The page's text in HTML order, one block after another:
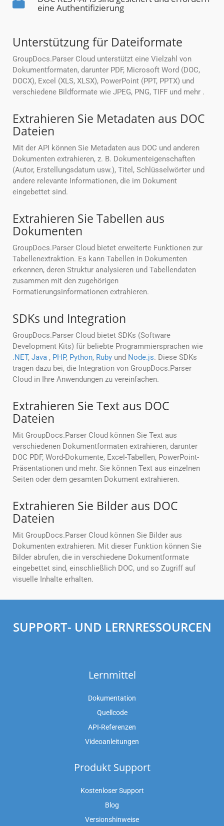
eine Authentifizierung
Unterstützung für Dateiformate
GroupDocs.Parser Cloud unterstützt eine Vielzahl von
Dokumentformaten, darunter PDF, Microsoft Word (DOC,
DOCX), Excel (XLS, XLSX), PowerPoint (PPT, PPTX) und
verschiedene Bildformate wie JPEG, PNG, TIFF und mehr .
Extrahieren Sie Metadaten aus DOC
Dateien
Mit der API können Sie Metadaten aus DOC und anderen
Dokumenten extrahieren, z. B. Dokumenteigenschaften
(Autor, Erstellungsdatum usw.), Titel, Schlüsselwörter und
andere relevante Informationen, die im Dokument
eingebettet sind.
Extrahieren Sie Tabellen aus
Dokumenten
GroupDocs.Parser Cloud bietet erweiterte Funktionen zur
Tabellenextraktion. Es kann Tabellen in Dokumenten
erkennen, deren Struktur analysieren und Tabellendaten
zusammen mit den zugehörigen
Formatierungsinformationen extrahieren.
SDKs und Integration
GroupDocs.Parser Cloud bietet SDKs (Software
Development Kits) für beliebte Programmiersprachen wie
.NET, Java , PHP, Python, Ruby und Node.js. Diese SDKs
tragen dazu bei, die Integration von GroupDocs.Parser
Cloud in Ihre Anwendungen zu vereinfachen.
Extrahieren Sie Text aus DOC
Dateien
Mit GroupDocs.Parser Cloud können Sie Text aus
verschiedenen Dokumentformaten extrahieren, darunter
DOC PDF, Word-Dokumente, Excel-Tabellen, PowerPoint-
Präsentationen und mehr. Sie können Text aus einzelnen
Seiten oder dem gesamten Dokument extrahieren.
Extrahieren Sie Bilder aus DOC
Dateien
Mit GroupDocs.Parser Cloud können Sie Bilder aus
Dokumenten extrahieren. Mit dieser Funktion können Sie
Bilder abrufen, die in verschiedene Dokumentformate
eingebettet sind, einschließlich DOC, und so Zugriff auf
visuelle Inhalte erhalten.
SUPPORT- UND LERNRESSOURCEN
Lernmittel
Dokumentation
Quellcode
API-Referenzen
Videoanleitungen
Produkt Support
Kostenloser Support
Blog
Versionshinweise